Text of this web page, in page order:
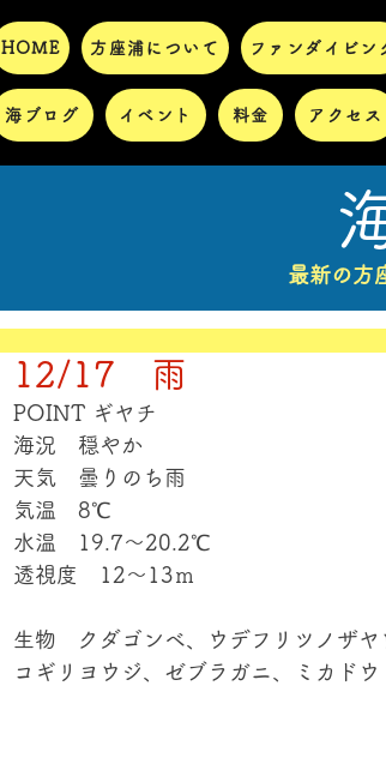
HOME 方座浦について ファンダイビン
海ブログ イベント 料金 アクセス
最新の方
12/17 雨
POINT ギヤチ
海況　穏やか
天気　曇りのち雨
気温　8℃
水温　19.7～20.2℃
透視度　12～13ｍ
生物　クダゴンベ、ウデフリツノザ
コギリヨウジ、ゼブラガニ、ミカド